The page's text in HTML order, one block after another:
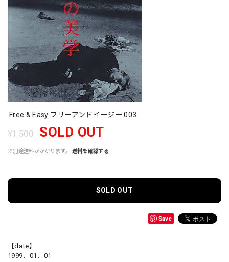
Free & Easy フリーアンドイージー 003
¥1,500 SOLD OUT
※別途送料がかかります。 送料を確認する
SOLD OUT
Save
【date】
1999．01．01